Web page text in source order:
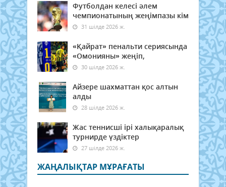
Футболдан келесі әлем
чемпионатының жеңімпазы кім
31 шілде 2026 ж.
«Қайрат» пенальти сериясында
«Омонияны» жеңіп,
30 шілде 2026 ж.
Айзере шахматтан қос алтын
алды
28 шілде 2026 ж.
Жас теннисші ірі халықаралық
турнирде үздіктер
27 шілде 2026 ж.
ЖАҢАЛЫҚТАР МҰРАҒАТЫ